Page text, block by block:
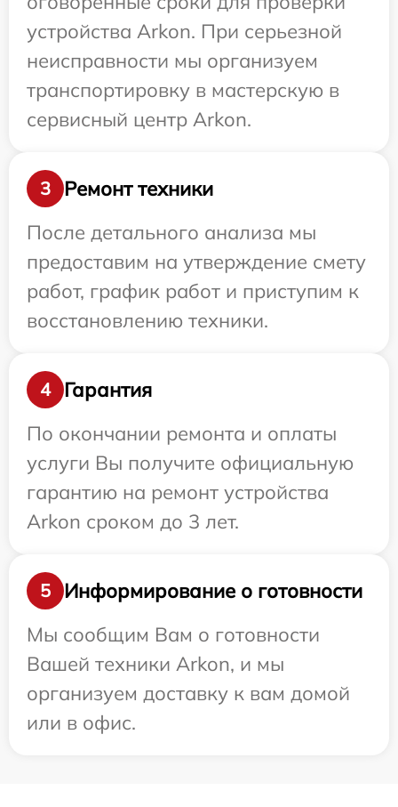
устройства Arkon. При серьезной
неисправности мы организуем
транспортировку в мастерскую в
сервисный центр Arkon.
3
Ремонт техники
После детального анализа мы
предоставим на утверждение смету
работ, график работ и приступим к
восстановлению техники.
4
Гарантия
По окончании ремонта и оплаты
услуги Вы получите официальную
гарантию на ремонт устройства
Arkon сроком до 3 лет.
5
Информирование о готовности
Мы сообщим Вам о готовности
Вашей техники Arkon, и мы
организуем доставку к вам домой
или в офис.